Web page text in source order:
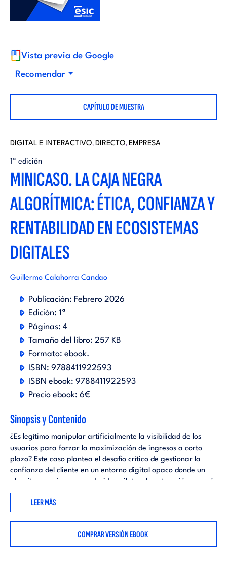
d
r
i
a
l
o
r
a
Vista previa de Google
Recomendar
CAPÍTULO DE MUESTRA
DIGITAL E INTERACTIVO, DIRECTO, EMPRESA
1ª edición
MINICASO. LA CAJA NEGRA
ALGORÍTMICA: ÉTICA, CONFIANZA Y
RENTABILIDAD EN ECOSISTEMAS
DIGITALES
Guillermo Calahorra Candao
Publicación: Febrero 2026
Edición: 1ª
Páginas: 4
Tamaño del libro: 257 KB
Formato: ebook.
ISBN: 9788411922593
ISBN ebook: 9788411922593
Precio ebook: 6€
Sinopsis y Contenido
¿Es legítimo manipular artificialmente la visibilidad de los
usuarios para forzar la maximización de ingresos a corto
plazo? Este caso plantea el desafío crítico de gestionar la
confianza del cliente en un entorno digital opaco donde un
algoritmo «caja negra» decide unilateralmente quién ve qué.
LEER MÁS
COMPRAR VERSIÓN EBOOK